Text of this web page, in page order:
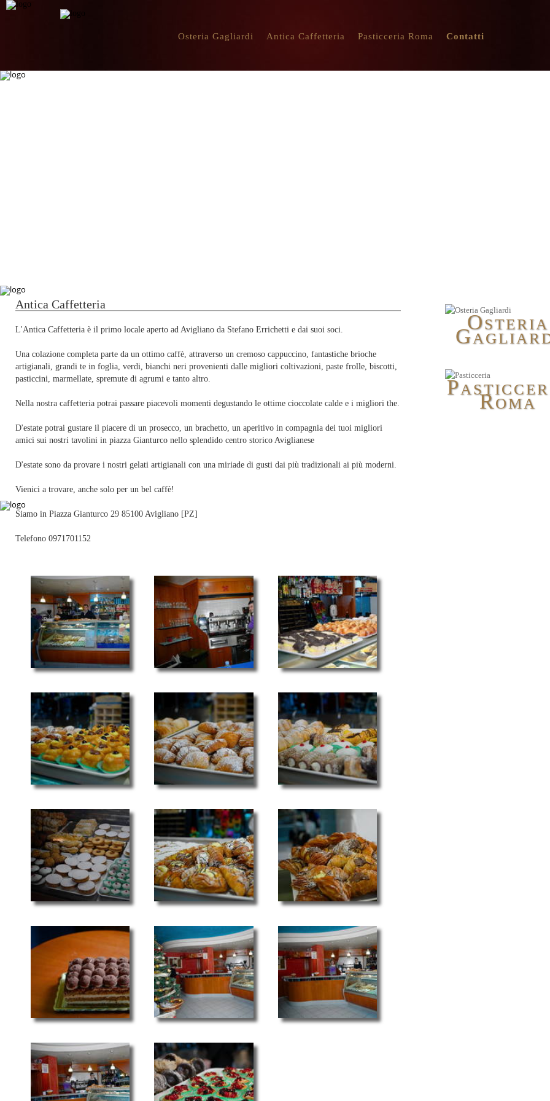
Osteria Gagliardi Antica Caffetteria Pasticceria Roma Contatti
OSTERIA
G
P
ROMA
Antica Caffetteria
L'Antica Caffetteria è il primo locale aperto ad Avigliano da Stefano Errichetti e dai suoi soci.
Una colazione completa parte da un ottimo caffè, attraverso un cremoso cappuccino, fantastiche brioche
artigianali, grandi te in foglia, verdi, bianchi neri provenienti dalle migliori coltivazioni, paste frolle, biscotti,
pasticcini, marmellate, spremute di agrumi e tanto altro.
Nella nostra caffetteria potrai passare piacevoli momenti degustando le ottime cioccolate calde e i migliori the.
D'estate potrai gustare il piacere di un prosecco, un brachetto, un aperitivo in compagnia dei tuoi migliori
amici sui nostri tavolini in piazza Gianturco nello splendido centro storico Aviglianese
D'estate sono da provare i nostri gelati artigianali con una miriade di gusti dai più tradizionali ai più moderni.
Vienici a trovare, anche solo per un bel caffè!
Siamo in Piazza Gianturco 29 85100 Avigliano [PZ]
Telefono 0971701152